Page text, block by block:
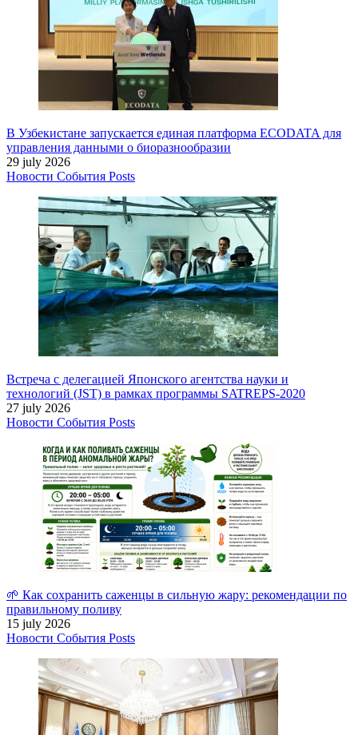
В Узбекистане запускается единая платформа ECODATA для
управления данными о биоразнообразии
29 july 2026
Новости События Posts
Встреча с делегацией Японского агентства науки и
технологий (JST) в рамках программы SATREPS-2020
27 july 2026
Новости События Posts
🌱 Как сохранить саженцы в сильную жару: рекомендации по
правильному поливу
15 july 2026
Новости События Posts